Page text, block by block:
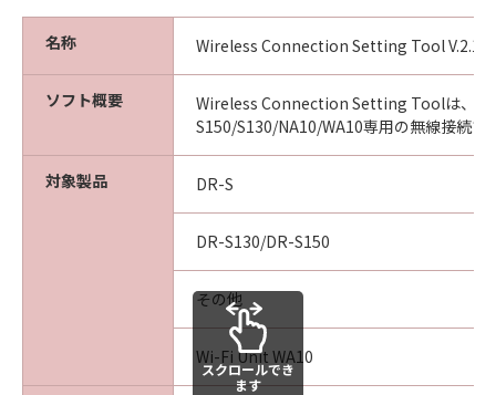
名称 Wireless Connection Setting Tool
ソフト概要
Wireless Connection Setting Toolは、
S150/S130/NA10/WA10専用の無線接続ツ
対象製品 DR-S
DR-S130/DR-S150
その他
Wi-Fi Unit WA10
スクロールでき
ます